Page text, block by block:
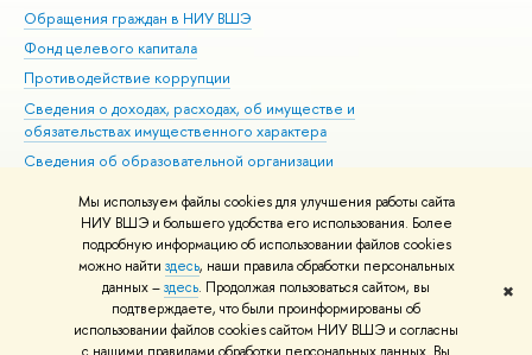
Мы используем файлы cookies для улучшения работы сайта
НИУ ВШЭ и большего удобства его использования. Более
подробную информацию об использовании файлов cookies
можно найти здесь, наши правила обработки персональных
данных –здесь. Продолжая пользоваться сайтом, вы
подтверждаете, что были проинформированы об
использовании файлов cookies сайтом НИУ ВШЭ и согласны
✖
Обращения граждан в НИУ ВШЭ
Фонд целевого капитала
Противодействие коррупции
Сведения о доходах, расходах, об имуществе и
обязательствах имущественного характера
Сведения об образовательной организации
Людям с ограниченными возможностями здоровья
Единая платежная страница
Работа в Вышке
© НИУ ВШЭ 1993–2026 Адреса и контакты Условия использования